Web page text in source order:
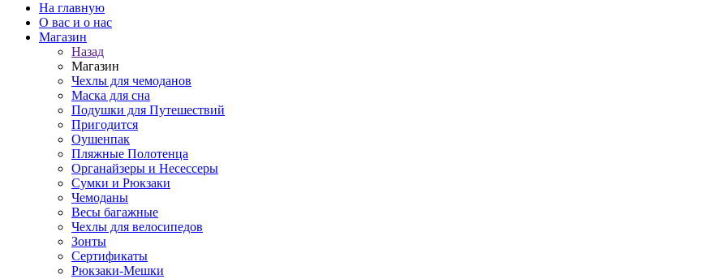
На главную
О вас и о нас
Магазин
Назад
Магазин
Чехлы для чемоданов
Маска для сна
Подушки для Путешествий
Пригодится
Оушенпак
Пляжные Полотенца
Органайзеры и Несессеры
Сумки и Рюкзаки
Чемоданы
Весы багажные
Чехлы для велосипедов
Зонты
Сертификаты
Рюкзаки-Мешки